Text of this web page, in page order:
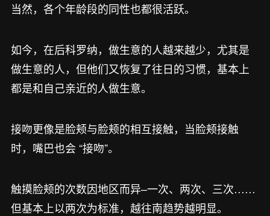
当然，各个年龄段的同性也都很活跃。
如今，在后科罗纳，做生意的人越来越少，尤其是
做生意的人，但他们又恢复了往日的习惯，基本上
都是和自己亲近的人做生意。
接吻更像是脸颊与脸颊的相互接触，当脸颊接触
时，嘴巴也会 “接吻”。
触摸脸颊的次数因地区而异–一次、两次、三次……
但基本上以两次为标准，越往南趋势越明显。